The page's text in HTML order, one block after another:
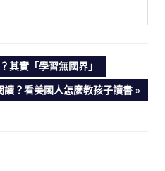
其實「學習無國界」
讀？看美國人怎麼教孩子讀書